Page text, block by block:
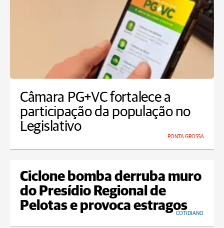
Câmara PG+VC fortalece a
participação da população no
Legislativo
PONTA GROSSA
Ciclone bomba derruba muro
do Presídio Regional de
Pelotas e provoca estragos
COTIDIANO